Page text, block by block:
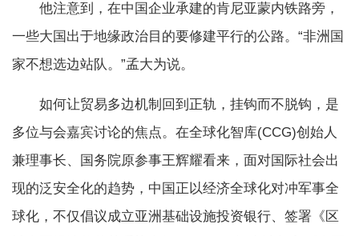
他注意到，在中国企业承建的肯尼亚蒙内铁路旁，
一些大国出于地缘政治目的要修建平行的公路。“非洲国
家不想选边站队。”孟大为说。
如何让贸易多边机制回到正轨，挂钩而不脱钩，是
多位与会嘉宾讨论的焦点。在全球化智库(CCG)创始人
兼理事长、国务院原参事王辉耀看来，面对国际社会出
现的泛安全化的趋势，中国正以经济全球化对冲军事全
球化，不仅倡议成立亚洲基础设施投资银行、签署《区